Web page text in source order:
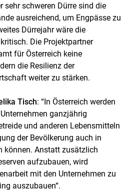
sehr schweren Dürre sind die
ausreichend, um Engpässe zu
Dürrejahr wäre die
Die Projektpartner
für Österreich keine
die Resilienz der
weiter zu stärken.
Tisch: “In Österreich werden
ganzjährig
und anderen Lebensmitteln
der Bevölkerung auch in
können. Anstatt zusätzlich
aufzubauen, wird
mit den Unternehmen zu
auszubauen“.